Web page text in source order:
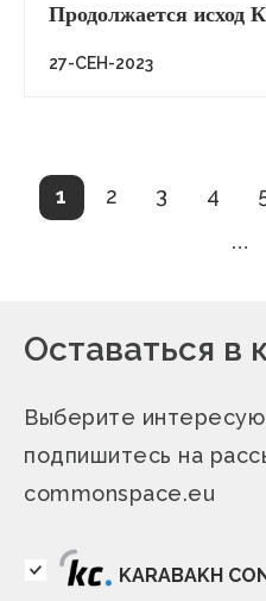
Продолжается исход
27-СЕН-2023
Нумерация
страниц
Текущая
страница
1 Страница
2 Страница
3 4
…
Оставаться в
Выберите
подпишитесь на
commonspace.eu
KARABAKH